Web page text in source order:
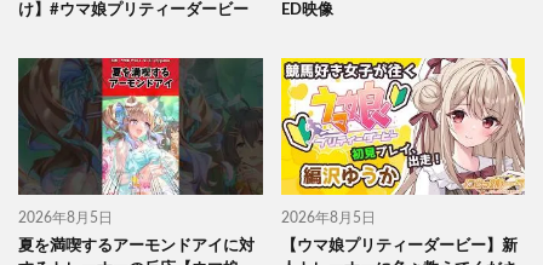
け】#ウマ娘プリティーダービー
ED映像
2026年8月5日
夏を満喫するアーモンドアイに対
2026年8月5日
【ウマ娘プリティーダービー】新